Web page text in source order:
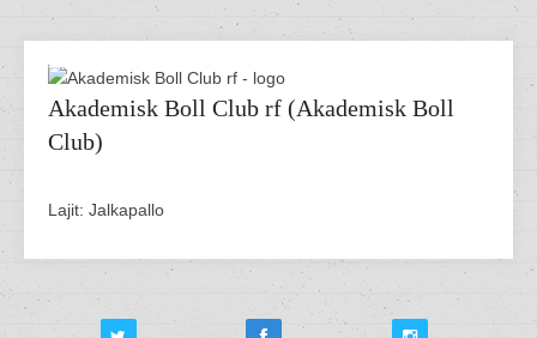
Akademisk Boll Club rf (Akademisk Boll
Club)
Lajit: Jalkapallo